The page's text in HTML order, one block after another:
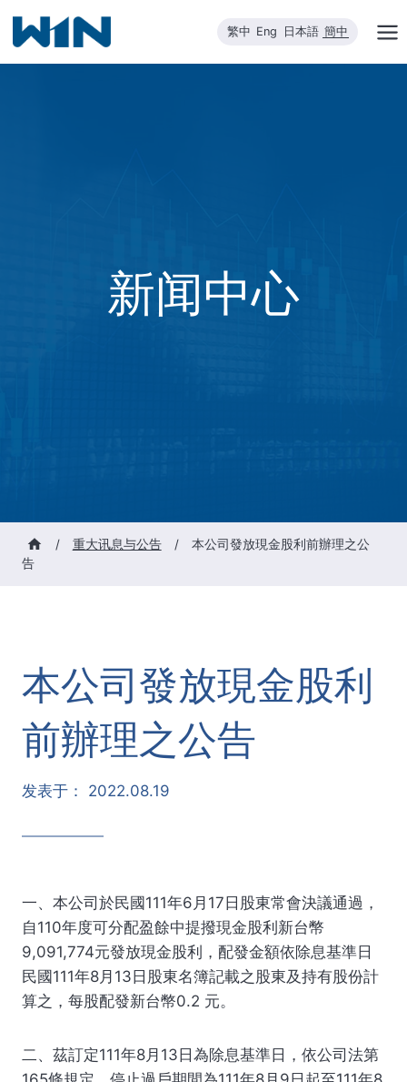
内
繁中 Eng 日本語 簡中
新闻中心
/ 重大讯息与公告 /
本公司發放現金股利前辦理之公
告
本公司發放現金股利
前辦理之公告
发表于： 2022.08.19
一、本公司於民國111年6月17日股東常會決議通過，
自110年度可分配盈餘中提撥現金股利新台幣
9,091,774元發放現金股利，配發金額依除息基準日
民國111年8月13日股東名簿記載之股東及持有股份計
算之，每股配發新台幣0.2 元。
二、茲訂定111年8月13日為除息基準日，依公司法第